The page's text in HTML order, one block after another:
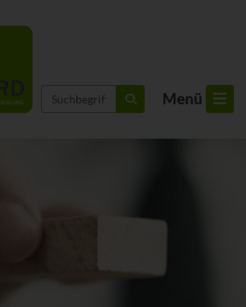
Suchbegriffe suchen Menü